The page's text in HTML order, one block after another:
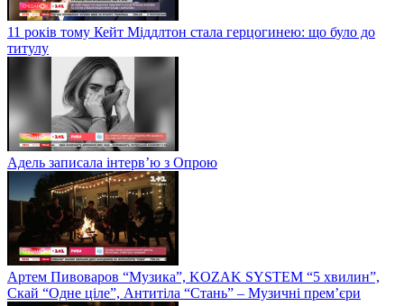
11 років тому Кейт Міддлтон стала герцогинею: що було до
титулу
Адель записала інтерв’ю з Опрою
Артем Пивоваров “Музика”, KOZAK SYSTEM “5 хвилин”,
Скай “Одне ціле”, Антитіла “Стань” – Музичні прем’єри